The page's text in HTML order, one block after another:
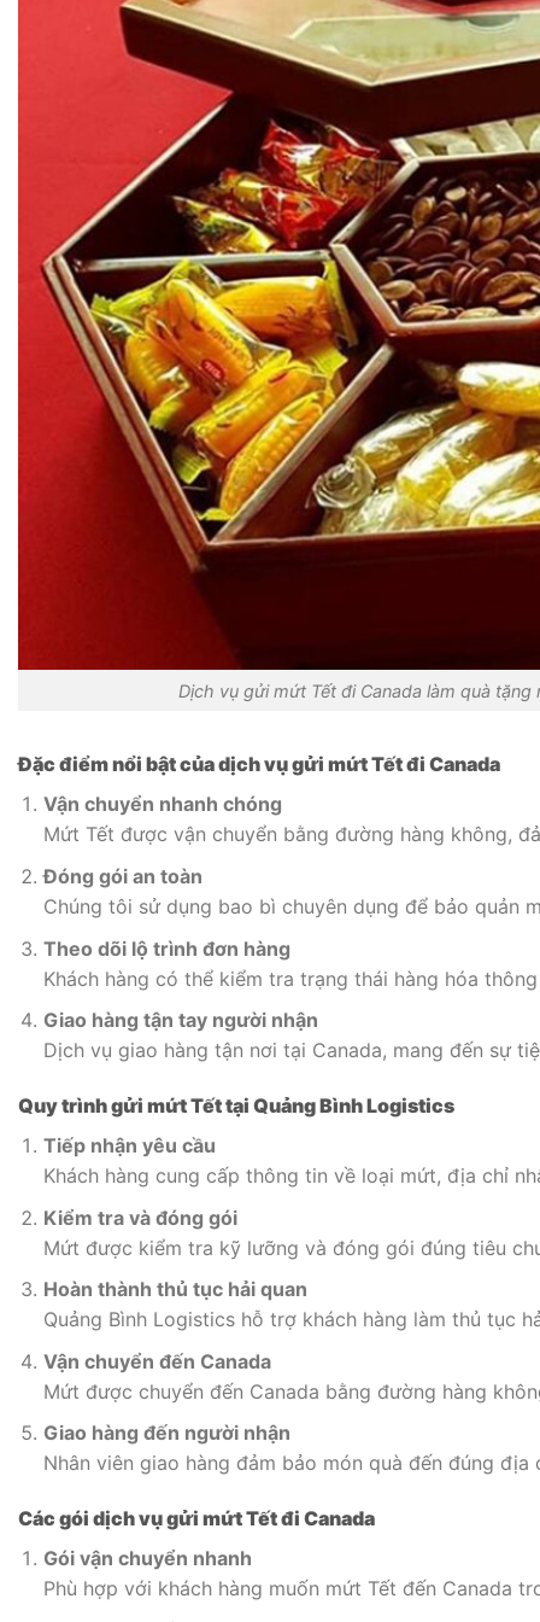
Dịch vụ gửi mứt Tết đi Canada làm quà
Đặc điểm nổi bật của dịch vụ gửi mứt Tết đi Canada
Vận chuyển nhanh chóng
Mứt Tết được vận chuyển bằng đường hàng không,
Đóng gói an toàn
Chúng tôi sử dụng bao bì chuyên dụng để bảo quản
Theo dõi lộ trình đơn hàng
Khách hàng có thể kiểm tra trạng thái hàng hóa
Giao hàng tận tay người nhận
Dịch vụ giao hàng tận nơi tại Canada, mang đến sự
Quy trình gửi mứt Tết tại Quảng Bình Logistics
Tiếp nhận yêu cầu
Khách hàng cung cấp thông tin về loại mứt, địa chỉ
Kiểm tra và đóng gói
Mứt được kiểm tra kỹ lưỡng và đóng gói đúng tiêu
Hoàn thành thủ tục hải quan
Quảng Bình Logistics hỗ trợ khách hàng làm thủ tục
Vận chuyển đến Canada
Mứt được chuyển đến Canada bằng đường hàng
Giao hàng đến người nhận
Nhân viên giao hàng đảm bảo món quà đến đúng địa
Các gói dịch vụ gửi mứt Tết đi Canada
Gói vận chuyển nhanh
Phù hợp với khách hàng muốn mứt Tết đến Canada